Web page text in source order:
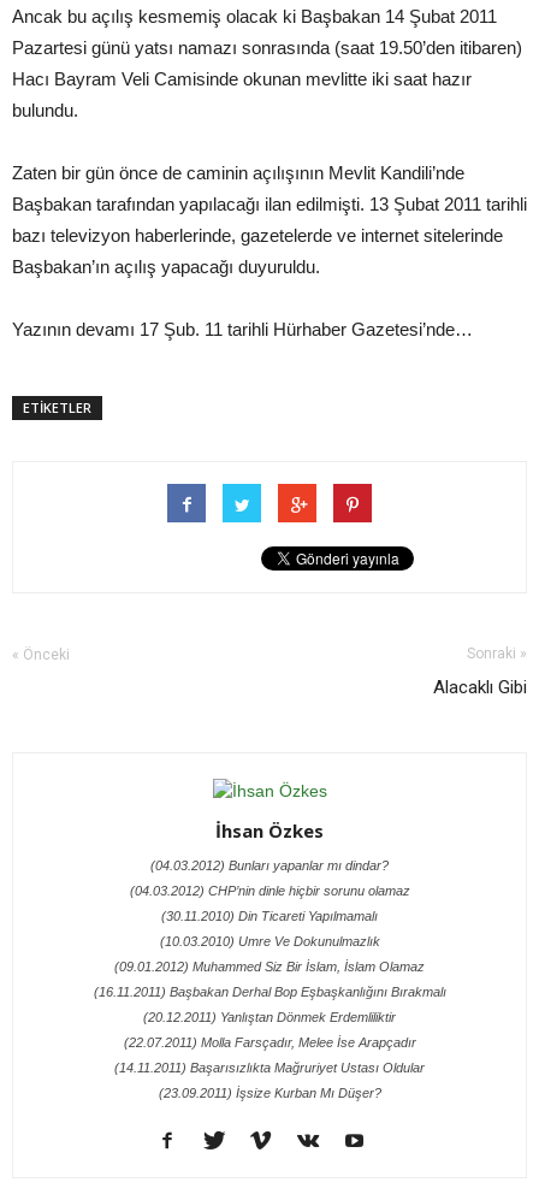
Ancak bu açılış kesmemiş olacak ki Başbakan 14 Şubat 2011
Pazartesi günü yatsı namazı sonrasında (saat 19.50’den itibaren)
Hacı Bayram Veli Camisinde okunan mevlitte iki saat hazır
bulundu.
Zaten bir gün önce de caminin açılışının Mevlit Kandili’nde
Başbakan tarafından yapılacağı ilan edilmişti. 13 Şubat 2011 tarihli
bazı televizyon haberlerinde, gazetelerde ve internet sitelerinde
Başbakan’ın açılış yapacağı duyuruldu.
Yazının devamı 17 Şub. 11 tarihli Hürhaber Gazetesi’nde…
ETİKETLER
« Önceki Sonraki »
Alacaklı Gibi
İhsan Özkes
(04.03.2012) Bunları yapanlar mı dindar?
(04.03.2012) CHP’nin dinle hiçbir sorunu olamaz
(30.11.2010) Din Ticareti Yapılmamalı
(10.03.2010) Umre Ve Dokunulmazlık
(09.01.2012) Muhammed Siz Bir İslam, İslam Olamaz
(16.11.2011) Başbakan Derhal Bop Eşbaşkanlığını Bırakmalı
(20.12.2011) Yanlıştan Dönmek Erdemliliktir
(22.07.2011) Molla Farsçadır, Melee İse Arapçadır
(14.11.2011) Başarısızlıkta Mağruriyet Ustası Oldular
(23.09.2011) İşsize Kurban Mı Düşer?